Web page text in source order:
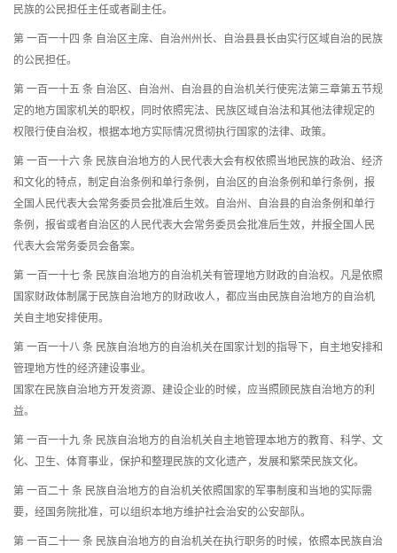
民族的公民担任主任或者副主任。
第 一百一十四 条 自治区主席、自治州州长、自治县县长由实行区域自治的民族
的公民担任。
第 一百一十五 条 自治区、自治州、自治县的自治机关行使宪法第三章第五节规
定的地方国家机关的职权，同时依照宪法、民族区域自治法和其他法律规定的
权限行使自治权，根据本地方实际情况贯彻执行国家的法律、政策。
第 一百一十六 条 民族自治地方的人民代表大会有权依照当地民族的政治、经济
和文化的特点，制定自治条例和单行条例，自治区的自治条例和单行条例，报
全国人民代表大会常务委员会批准后生效。自治州、自治县的自治条例和单行
条例，报省或者自治区的人民代表大会常务委员会批准后生效，并报全国人民
代表大会常务委员会备案。
第 一百一十七 条 民族自治地方的自治机关有管理地方财政的自治权。凡是依照
国家财政体制属于民族自治地方的财政收人，都应当由民族自治地方的自治机
关自主地安排使用。
第 一百一十八 条 民族自治地方的自治机关在国家计划的指导下，自主地安排和
管理地方性的经济建设事业。
国家在民族自治地方开发资源、建设企业的时候，应当照顾民族自治地方的利
益。
第 一百一十九 条 民族自治地方的自治机关自主地管理本地方的教育、科学、文
化、卫生、体育事业，保护和整理民族的文化遗产，发展和繁荣民族文化。
第 一百二十 条 民族自治地方的自治机关依照国家的军事制度和当地的实际需
要，经国务院批准，可以组织本地方维护社会治安的公安部队。
第 一百二十一 条 民族自治地方的自治机关在执行职务的时候，依照本民族自治